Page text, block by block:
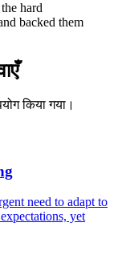
hard
backed them
किया गया।
need to adapt to
yet